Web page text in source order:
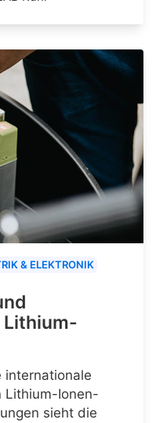
& ELEKTRONIK
internationale
Lithium-Ionen-
sieht die